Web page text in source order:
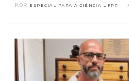
POR ESPECIAL PARA A CIÊNCIA UFPR